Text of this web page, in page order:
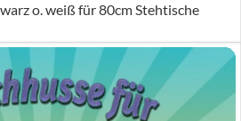
o. weiß für 80cm Stehtische